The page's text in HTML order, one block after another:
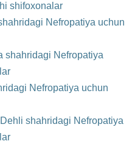
shifoxonalar
Nefropatiya uchun
shahridagi Nefropatiya
Nefropatiya uchun
shahridagi Nefropatiya